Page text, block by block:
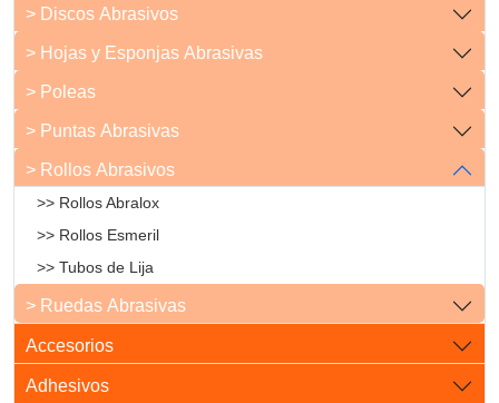
> Discos Abrasivos
> Hojas y Esponjas Abrasivas
> Poleas
> Puntas Abrasivas
> Rollos Abrasivos
>> Rollos Abralox
>> Rollos Esmeril
>> Tubos de Lija
> Ruedas Abrasivas
Accesorios
Adhesivos